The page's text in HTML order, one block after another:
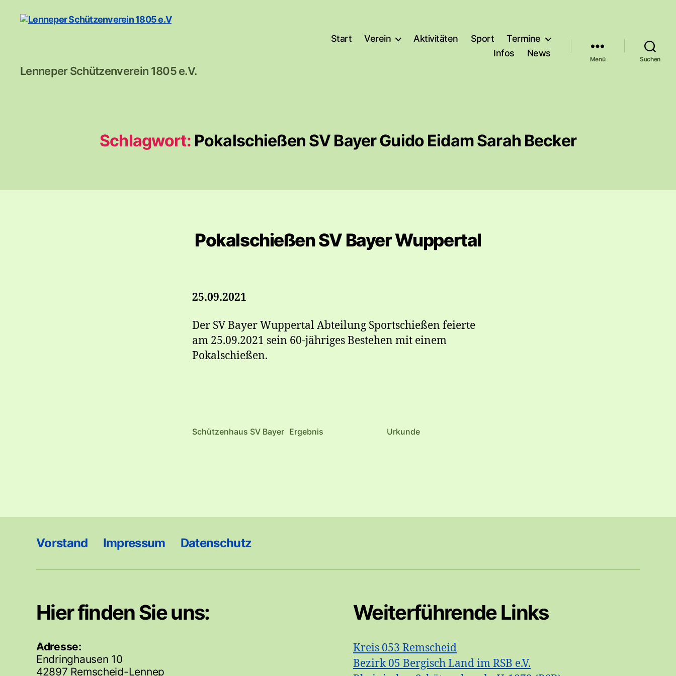
Schützenverein
Lenneper Schützenverein 1805 e.V.
Start Verein Aktivitäten Sport
Termine
Infos
News
Menü Suchen
Schlagwort: Pokalschießen SV Bayer Guido Eidam Sarah Becker
Pokalschießen SV Bayer Wuppertal
25.09.2021
Der SV Bayer Wuppertal Abteilung Sportschießen feierte
am 25.09.2021 sein 60-jähriges Bestehen mit einem
Pokalschießen.
Schützenhaus SV Bayer Ergebnis Urkunde
Vorstand Impressum Datenschutz
Hier finden Sie uns:
Adresse:
Endringhausen 10
42897 Remscheid-Lennep
Weiterführende Links
Kreis 053 Remscheid
Bezirk 05 Bergisch Land im RSB e.V.